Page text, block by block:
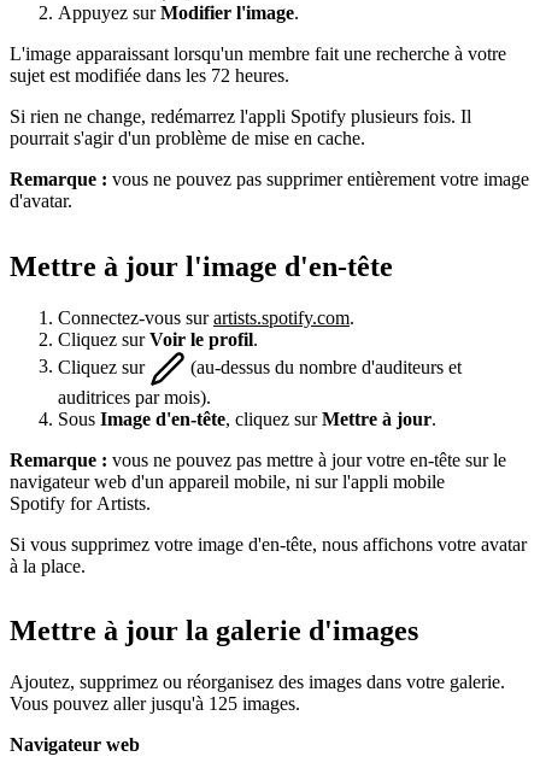
Appuyez surModifier l'image.
L'image apparaissant lorsqu'un membre fait une recherche à votre
sujet est modifiée dans les 72 heures.
Si rien ne change, redémarrez l'appli Spotify plusieurs fois. Il
pourrait s'agir d'un problème de mise en cache.
Remarque : vous ne pouvez pas supprimer entièrement votre image
d'avatar.
Mettre à jour l'image d'en-tête
Connectez-vous surartists.spotify.com.
Cliquez surVoir le profil.
Cliquez sur
(au-dessus du nombre d'auditeurs et
auditrices par mois).
Sous Image d'en-tête, cliquez surMettre à jour.
Remarque : vous ne pouvez pas mettre à jour votre en-tête sur le
navigateur web d'un appareil mobile, ni sur l'appli mobile
Spotify for Artists.
Si vous supprimez votre image d'en-tête, nous affichons votre avatar
à la place.
Mettre à jour la galerie d'images
Ajoutez, supprimez ou réorganisez des images dans votre galerie.
Vous pouvez aller jusqu'à 125 images.
Navigateur web